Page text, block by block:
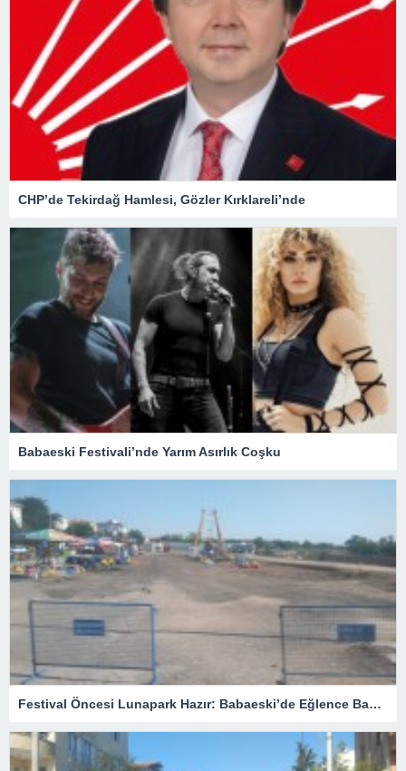
CHP’de Tekirdağ Hamlesi, Gözler Kırklareli’nde
Babaeski Festivali’nde Yarım Asırlık Coşku
Festival Öncesi Lunapark Hazır: Babaeski’de Eğlence Başlıyor